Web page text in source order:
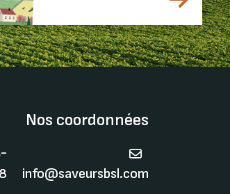
Nos coordonnées
info@saveursbsl.com